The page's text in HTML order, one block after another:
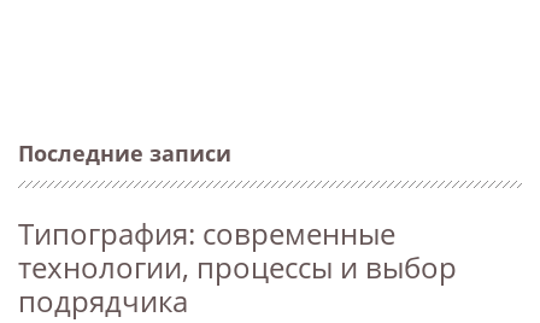
Последние записи
Типография: современные
технологии, процессы и выбор
подрядчика